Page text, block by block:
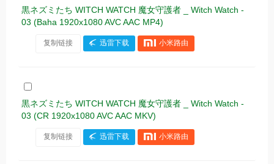
黒ネズミたち WITCH WATCH 魔女守護者 _ Witch Watch -
03 (Baha 1920x1080 AVC AAC MP4)
复制链接 迅雷下载 小米路由
黒ネズミたち WITCH WATCH 魔女守護者 _ Witch Watch -
03 (CR 1920x1080 AVC AAC MKV)
复制链接 迅雷下载 小米路由